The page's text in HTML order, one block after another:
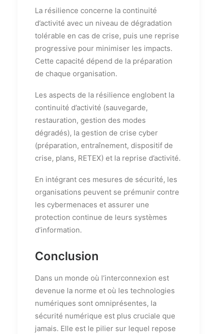
La résilience concerne la continuité
d’activité avec un niveau de dégradation
tolérable en cas de crise, puis une reprise
progressive pour minimiser les impacts.
Cette capacité dépend de la préparation
de chaque organisation.
Les aspects de la résilience englobent la
continuité d’activité (sauvegarde,
restauration, gestion des modes
dégradés), la gestion de crise cyber
(préparation, entraînement, dispositif de
crise, plans, RETEX) et la reprise d’activité.
En intégrant ces mesures de sécurité, les
organisations peuvent se prémunir contre
les cybermenaces et assurer une
protection continue de leurs systèmes
d’information.
Conclusion
Dans un monde où l’interconnexion est
devenue la norme et où les technologies
numériques sont omniprésentes, la
sécurité numérique est plus cruciale que
jamais. Elle est le pilier sur lequel repose